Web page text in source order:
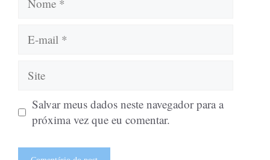
mail
Salvar meus dados neste navegador para a
próxima vez que eu comentar.